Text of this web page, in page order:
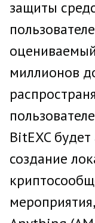
защиты
миллионов
BitEXC
создание